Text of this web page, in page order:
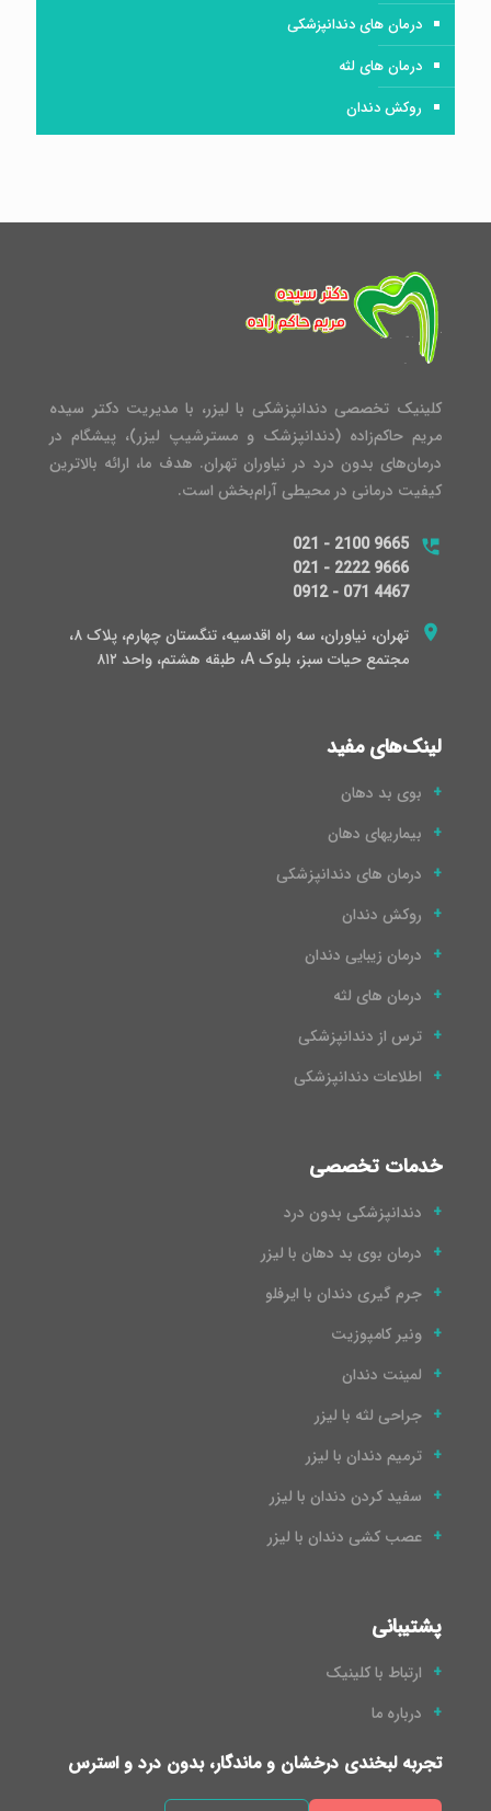
درمان های دندانپزشکی
درمان های لثه
روکش دندان
کلینیک تخصصی دندانپزشکی با لیزر، با مدیریت دکتر سیده
مریم حاکم‌زاده (دندانپزشک و مسترشیپ لیزر)، پیشگام در
درمان‌های بدون درد در نیاوران تهران. هدف ما، ارائه بالاترین
کیفیت درمانی در محیطی آرام‌بخش است.
021 - 2100 9665
021 - 2222 9666
0912 - 071 4467
تهران، نیاوران، سه راه اقدسیه، تنگستان چهارم، پلاک ۸،
مجتمع حیات سبز، بلوک A، طبقه هشتم، واحد ۸۱۲
لینک‌های مفید
بوی بد دهان
بیماریهای دهان
درمان های دندانپزشکی
روکش دندان
درمان زیبایی دندان
درمان های لثه
ترس از دندانپزشکی
اطلاعات دندانپزشکی
خدمات تخصصی
دندانپزشکی بدون درد
درمان بوی بد دهان با لیزر
جرم گیری دندان با ایرفلو
ونیر کامپوزیت
لمینت دندان
جراحی لثه با لیزر
ترمیم دندان با لیزر
سفید کردن دندان با لیزر
عصب کشی دندان با لیزر
پشتیبانی
ارتباط با کلینیک
درباره ما
تجربه لبخندی درخشان و ماندگار، بدون درد و استرس